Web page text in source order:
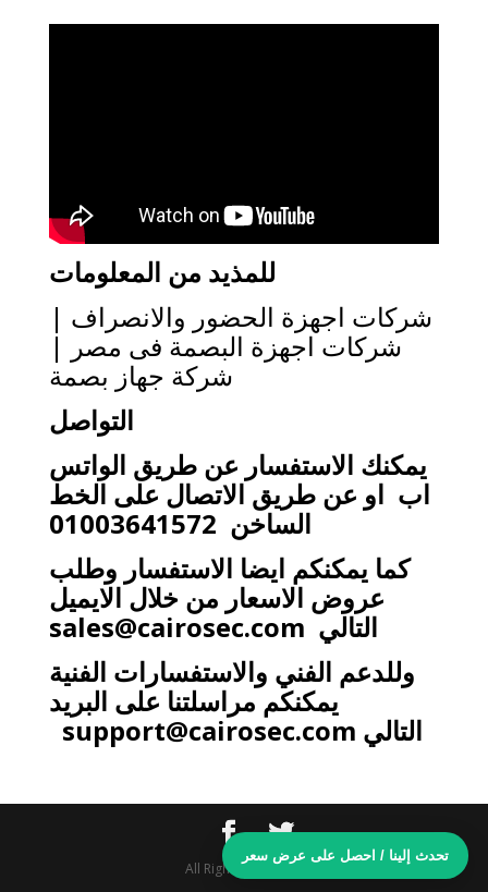
للمذيد من المعلومات
شركات اجهزة الحضور والانصراف |
شركات اجهزة البصمة فى مصر |
شركة جهاز بصمة
التواصل
يمكنك الاستفسار عن طريق الواتس
اب او عن طريق الاتصال على الخط
الساخن 01003641572
كما يمكنكم ايضا الاستفسار وطلب
عروض الاسعار من خلال الايميل
التالي sales@cairosec.com
وللدعم الفني والاستفسارات الفنية
يمكنكم مراسلتنا على البريد
التالي support@cairosec.com
All Rights Reserved
تحدث إلينا / احصل على عرض سعر